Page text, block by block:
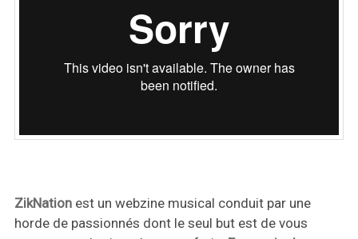
ZikNationest un webzine musical conduit par une
horde de passionnés dont le seul but est de vous